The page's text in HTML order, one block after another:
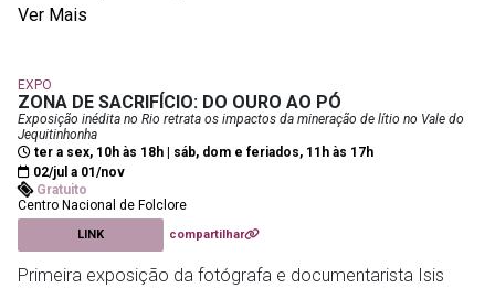
Centro Cultural Justiça Federal
por fungos que conecta e fortalece os ecossistemas —
por meio de um processo artesanal e meditativo de
feltragem, as obras evocam formas orgânicas que
remetem a ninhos, cogumelos e organismos vivos,
convidando o público a imaginar novas relações entre
natureza, corpo e memória. Com curadoria de Clara
Pignaton, a mostra propõe uma experiência sensível sobre
os ciclos de transformação e renovação da vida.
Ver Mais
EXPO
ZONA DE SACRIFÍCIO: DO OURO AO PÓ
Exposição inédita no Rio retrata os impactos da mineração de lítio no Vale do
Jequitinhonha
ter a sex, 10h às 18h | sáb, dom e feriados, 11h às 17h
02/jul a 01/nov
Gratuito
Centro Nacional de Folclore
LINK compartilhar
Primeira exposição da fotógrafa e documentarista Isis